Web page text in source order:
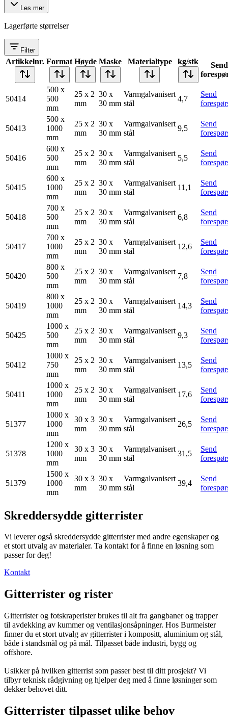
Les mer
Lagerførte størrelser
Filter
Artikkelnr. Format Høyde Maske Materialtype kg/stk
Send
50414
500 x
500
mm
25 x 2
mm
30 x
30 mm
Varmgalvanisert
stål
4,7
Send
50413
500 x
1000
mm
25 x 2
mm
30 x
30 mm
Varmgalvanisert
stål
9,5
Send
50416
600 x
500
mm
25 x 2
mm
30 x
30 mm
Varmgalvanisert
stål
5,5
Send
50415
600 x
1000
mm
25 x 2
mm
30 x
30 mm
Varmgalvanisert
stål
11,1
Send
50418
700 x
500
mm
25 x 2
mm
30 x
30 mm
Varmgalvanisert
stål
6,8
Send
50417
700 x
1000
mm
25 x 2
mm
30 x
30 mm
Varmgalvanisert
stål
12,6
Send
50420
800 x
500
mm
25 x 2
mm
30 x
30 mm
Varmgalvanisert
stål
7,8
Send
50419
800 x
1000
mm
25 x 2
mm
30 x
30 mm
Varmgalvanisert
stål
14,3
Send
50425
1000 x
500
mm
25 x 2
mm
30 x
30 mm
Varmgalvanisert
stål
9,3
Send
50412
1000 x
750
mm
25 x 2
mm
30 x
30 mm
Varmgalvanisert
stål
13,5
Send
50411
1000 x
1000
mm
25 x 2
mm
30 x
30 mm
Varmgalvanisert
stål
17,6
Send
51377
1000 x
1000
mm
30 x 3
mm
30 x
30 mm
Varmgalvanisert
stål
26,5
Send
51378
1200 x
1000
mm
30 x 3
mm
30 x
30 mm
Varmgalvanisert
stål
31,5
Send
51379
1500 x
1000
mm
30 x 3
mm
30 x
30 mm
Varmgalvanisert
stål
39,4
Send
Skreddersydde gitterrister
Vi leverer også skreddersydde gitterrister med andre egenskaper og
et stort utvalg av materialer. Ta kontakt for å finne en løsning som
passer for deg!
Kontakt
Gitterrister og rister
Gitterrister og fotskraperister brukes til alt fra gangbaner og trapper
til avdekking av kummer og ventilasjonsåpninger. Hos Burmeister
finner du et stort utvalg av gitterrister i kompositt, aluminium og stål,
både i standsmål og på mål. Tilpasset både industri, bygg og
offshore.
Usikker på hvilken gitterrist som passer best til ditt prosjekt? Vi
tilbyr teknisk rådgivning og hjelper deg med å finne løsninger som
dekker behovet ditt.
Gitterrister tilpasset ulike behov